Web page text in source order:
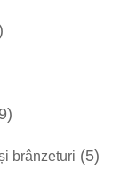
brânzeturi (5)